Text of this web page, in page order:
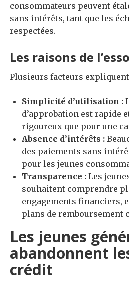
consommateurs peuvent
sans intérêts, tant que les
respectées.
Les raisons de
Plusieurs facteurs expliquent
Simplicité d’utilisation :
d’approbation est rapide
rigoureux que pour une
Absence d’intérêts :
des paiements sans
pour les jeunes
Transparence : Les
souhaitent comprendre
engagements financiers,
plans de remboursement
Les jeunes
abandonnent
crédit